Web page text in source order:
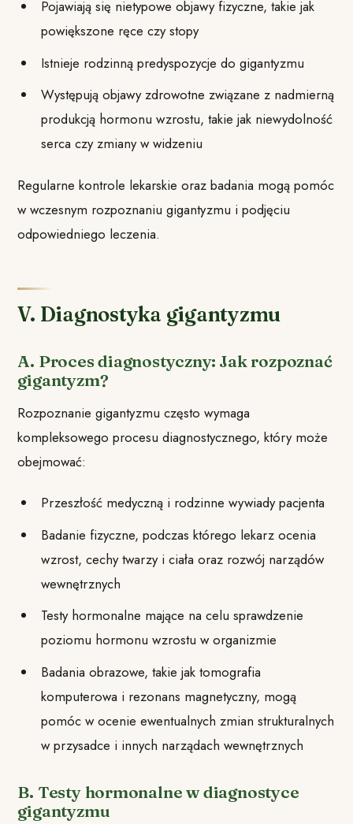
Pojawiają się nietypowe objawy fizyczne, takie jak
powiększone ręce czy stopy
Istnieje rodzinną predyspozycje do gigantyzmu
Występują objawy zdrowotne związane z nadmierną
produkcją hormonu wzrostu, takie jak niewydolność
serca czy zmiany w widzeniu
Regularne kontrole lekarskie oraz badania mogą pomóc
w wczesnym rozpoznaniu gigantyzmu i podjęciu
odpowiedniego leczenia.
V. Diagnostyka gigantyzmu
A. Proces diagnostyczny: Jak rozpoznać
gigantyzm?
Rozpoznanie gigantyzmu często wymaga
kompleksowego procesu diagnostycznego, który może
obejmować:
Przeszłość medyczną i rodzinne wywiady pacjenta
Badanie fizyczne, podczas którego lekarz ocenia
wzrost, cechy twarzy i ciała oraz rozwój narządów
wewnętrznych
Testy hormonalne mające na celu sprawdzenie
poziomu hormonu wzrostu w organizmie
Badania obrazowe, takie jak tomografia
komputerowa i rezonans magnetyczny, mogą
pomóc w ocenie ewentualnych zmian strukturalnych
w przysadce i innych narządach wewnętrznych
B. Testy hormonalne w diagnostyce
gigantyzmu